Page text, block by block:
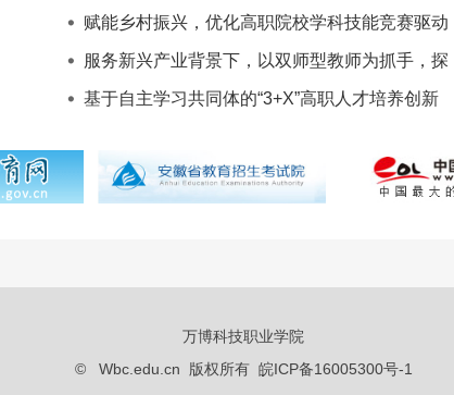
实践——2025安徽
赋能乡村振兴，优化高职院校学科技能竞赛驱动
下的数字艺术实
服务新兴产业背景下，以双师型教师为抓手，探
索与实践高职”
基于自主学习共同体的“3+X”高职人才培养创新
万博科技职业学院
© Wbc.edu.cn 版权所有 皖ICP备16005300号-1